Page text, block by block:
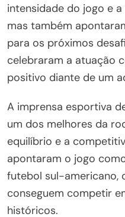
intensidade do jogo e
mas também
para os próximos
celebraram a atuação
positivo diante de um
A imprensa esportiva
um dos melhores da
equilíbrio e a
apontaram o jogo
futebol sul-americano,
conseguem competir
históricos.